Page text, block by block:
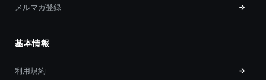
メルマガ登録
基本情報
利用規約